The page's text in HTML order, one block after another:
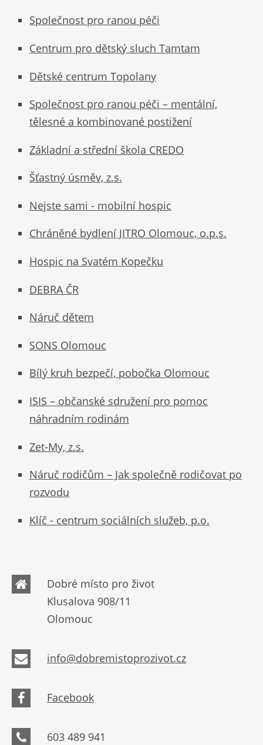
Společnost pro ranou péči
Centrum pro dětský sluch Tamtam
Dětské centrum Topolany
Společnost pro ranou péči – mentální,
tělesné a kombinované postižení
Základní a střední škola CREDO
Šťastný úsměv, z.s.
Nejste sami - mobilní hospic
Chráněné bydlení JITRO Olomouc, o.p.s.
Hospic na Svatém Kopečku
DEBRA ČR
Náruč dětem
SONS Olomouc
Bílý kruh bezpečí, pobočka Olomouc
ISIS – občanské sdružení pro pomoc
náhradním rodinám
Zet-My, z.s.
Náruč rodičům – Jak společně rodičovat po
rozvodu
Klíč - centrum sociálních služeb, p.o.
Dobré místo pro život
Klusalova 908/11
Olomouc
info@dobremistoprozivot.cz
Facebook
603 489 941